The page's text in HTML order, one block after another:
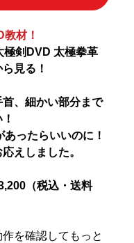
材！
極剣DVD 太極拳革
見る！
、細かい部分まで
ったらいいのに！
えしました。
（税込・送料
を確認してもっと